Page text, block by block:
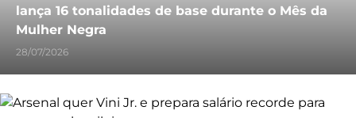
lança 16 tonalidades de base durante o Mês da
Mulher Negra
28/07/2026